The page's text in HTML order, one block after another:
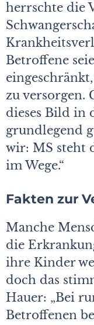
herrschte die
Betroffene
zu versorgen.
dieses Bild in
grundlegend
wir: MS steht
im Wege.“
Fakten zur
Manche
die
ihre Kinder
doch das
Hauer: „Bei
Betroffenen